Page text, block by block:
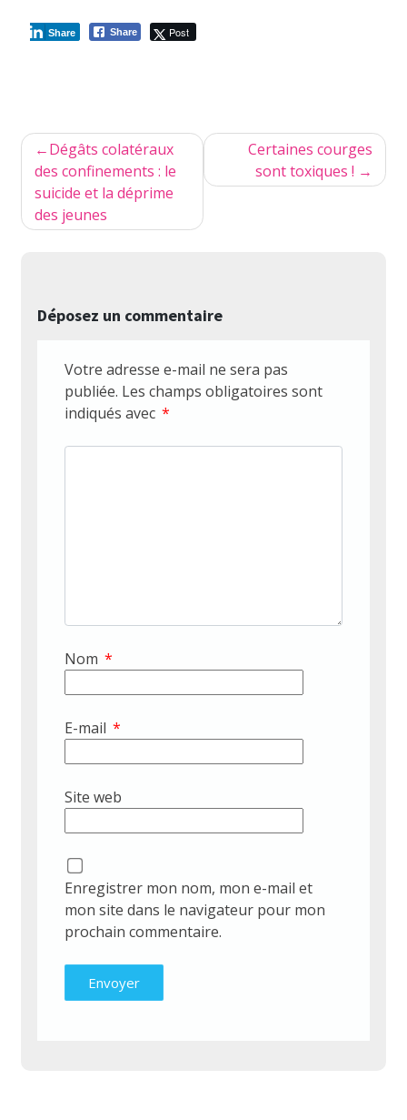
Share Post
Share
Navigation
de
l’article
Dégâts colatéraux
des confinements : le
suicide et la déprime
des jeunes
Certaines courges
sont toxiques !
Déposez un commentaire
Votre adresse e-mail ne sera pas
publiée. Les champs obligatoires sont
indiqués avec *
Nom *
E-mail *
Site web
Enregistrer mon nom, mon e-mail et
mon site dans le navigateur pour mon
prochain commentaire.